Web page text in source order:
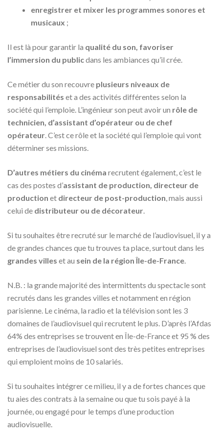
enregistrer et mixer les programmes sonores et
musicaux ;
Il est là pour garantir la qualité du son, favoriser
l’immersion du publicdans les ambiances qu’il crée.
Ce métier du son recouvre plusieurs niveaux de
responsabilités et a des activités différentes selon la
société qui l’emploie. L’ingénieur son peut avoir un rôle de
technicien, d’assistant d’opérateur ou de chef
opérateur . C’est ce rôle et la société qui l’emploie qui vont
déterminer ses missions.
D’autres métiers du cinéma recrutent également, c’est le
cas des postes d’assistant de production, directeur de
production et directeur de post-production , mais aussi
celui de distributeur ou de décorateur
Si tu souhaites être recruté sur le marché de l’audiovisuel, il y a
de grandes chances que tu trouves ta place, surtout dans les
grandes villes et au sein de la région Île-de-France
N.B. : la grande majorité des intermittents du spectacle sont
recrutés dans les grandes villes et notamment en région
parisienne. Le cinéma, la radio et la télévision sont les 3
domaines de l’audiovisuel qui recrutent le plus. D’après l’Afdas
64% des entreprises se trouvent en Île-de-France et 95 % des
entreprises de l’audiovisuel sont des très petites entreprises
qui emploient moins de 10 salariés.
Si tu souhaites intégrer ce milieu, il y a de fortes chances que
tu aies des contrats à la semaine ou que tu sois payé à la
journée, ou engagé pour le temps d’une production
audiovisuelle.